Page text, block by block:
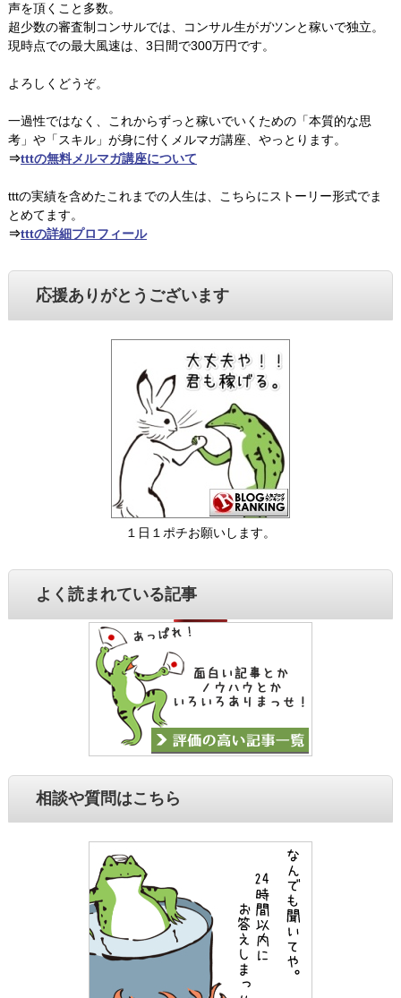
声を頂くこと多数。
超少数の審査制コンサルでは、コンサル生がガツンと稼いで独立。
現時点での最大風速は、3日間で300万円です。
よろしくどうぞ。
一過性ではなく、これからずっと稼いでいくための「本質的な思
考」や「スキル」が身に付くメルマガ講座、やっとります。
⇒tttの無料メルマガ講座について
tttの実績を含めたこれまでの人生は、こちらにストーリー形式でま
とめてます。
⇒tttの詳細プロフィール
応援ありがとうございます
１日１ポチお願いします。
よく読まれている記事
相談や質問はこちら